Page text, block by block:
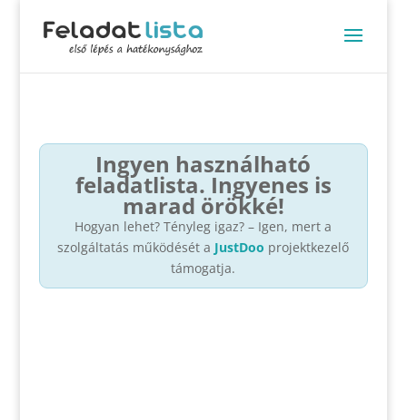
Ingyen használható
feladatlista. Ingyenes is
marad örökké!
Hogyan lehet? Tényleg igaz? – Igen, mert a
szolgáltatás működését a JustDoo projektkezelő
támogatja.